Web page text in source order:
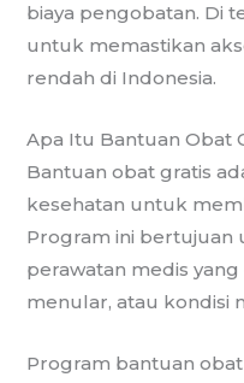
biaya pengobatan. Di
untuk memastikan
rendah di Indonesia.
Apa Itu Bantuan Obat
Bantuan obat gratis
kesehatan untuk
Program ini
perawatan medis
menular, atau kondisi
Program bantuan